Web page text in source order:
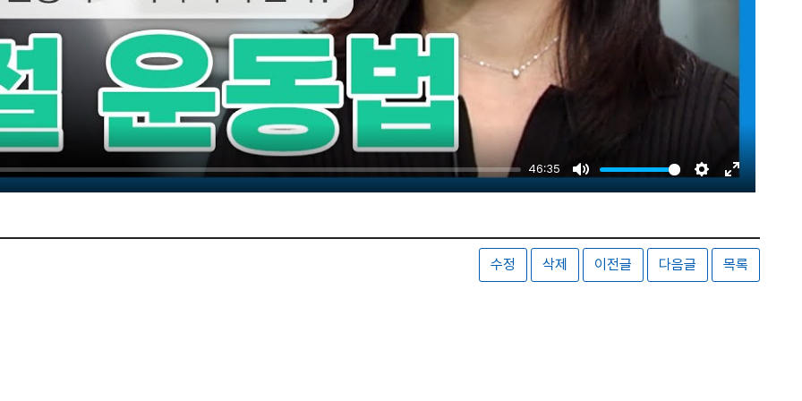
46:35
Mute Settings
Enter
수정 삭제 이전글 다음글 목록